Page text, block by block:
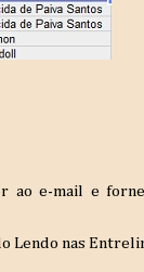
ao e-mail e
Lendo nas